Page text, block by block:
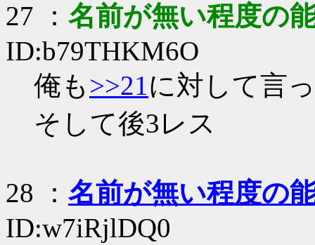
27 ： 名前が無い程度の
ID:b79THKM6O
俺も >>21に対して言
そして後3レス
28 ： 名前が無い程度の
ID:w7iRjlDQ0